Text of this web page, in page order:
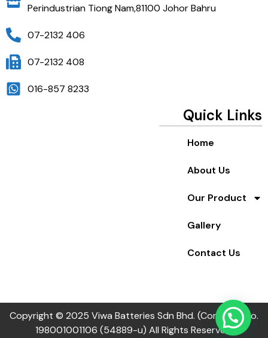
Perindustrian Tiong Nam,81100 Johor Bahru
07-2132 406
07-2132 408
016-857 8233
Quick Links
Home
About Us
Our Product
Gallery
Contact Us
Copyright © 2025 Viwa Batteries Sdn Bhd. (Company no.
198001001106 (54889-u) All Rights Reserved.